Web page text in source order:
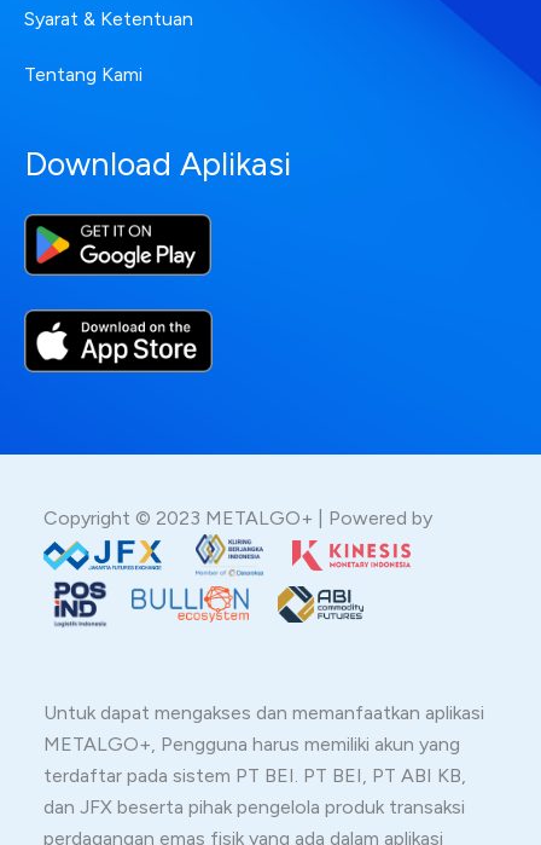
Syarat & Ketentuan
Tentang Kami
Download Aplikasi
Copyright © 2023 METALGO+ | Powered by
Untuk dapat mengakses dan memanfaatkan aplikasi
METALGO+, Pengguna harus memiliki akun yang
terdaftar pada sistem PT BEI. PT BEI, PT ABI KB,
dan JFX beserta pihak pengelola produk transaksi
perdagangan emas fisik yang ada dalam aplikasi